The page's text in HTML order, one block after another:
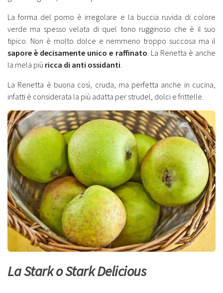
La forma del pomo è irregolare e la buccia ruvida di colore
verde ma spesso velata di quel tono rugginoso che è il suo
tipico. Non è molto dolce e nemmeno troppo succosa ma il
sapore è decisamente unico e raffinato. La Renetta è anche
la mela più ricca di anti ossidanti.
La Renetta è buona così, cruda, ma perfetta anche in cucina,
infatti è considerata la più adatta per strudel, dolci e frittelle.
La Stark o Stark Delicious